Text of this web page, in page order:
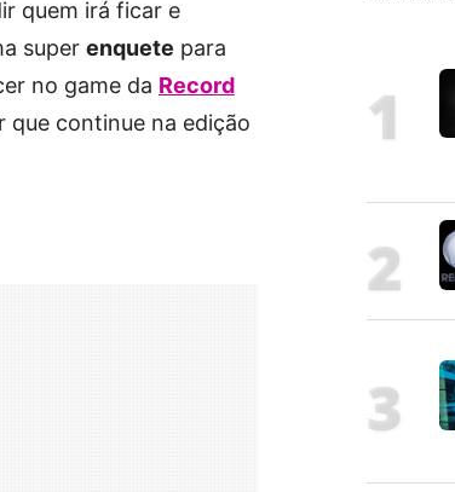
quem irá ficar e
super enquete para
no game da Record
que continue na edição